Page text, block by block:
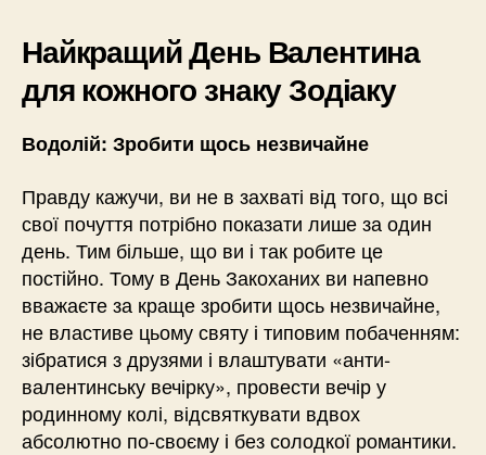
Найкращий День Валентина
для кожного знаку Зодіаку
Водолій: Зробити щось незвичайне
Правду кажучи, ви не в захваті від того, що всі
свої почуття потрібно показати лише за один
день. Тим більше, що ви і так робите це
постійно. Тому в День Закоханих ви напевно
вважаєте за краще зробити щось незвичайне,
не властиве цьому святу і типовим побаченням:
зібратися з друзями і влаштувати «анти-
валентинську вечірку», провести вечір у
родинному колі, відсвяткувати вдвох
абсолютно по-своєму і без солодкої романтики.